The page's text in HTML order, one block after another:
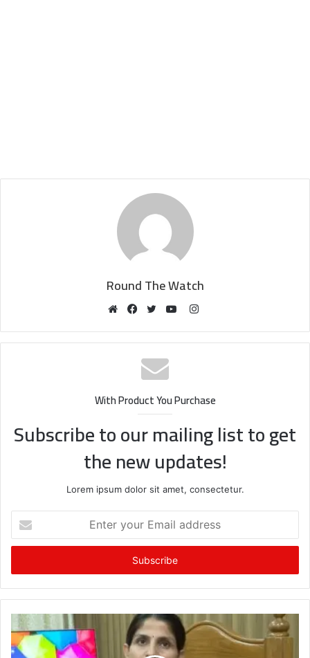
Round The Watch
Instagram
With Product You Purchase
Subscribe to our mailing list to get
the new updates!
Lorem ipsum dolor sit amet, consectetur.
your
Email